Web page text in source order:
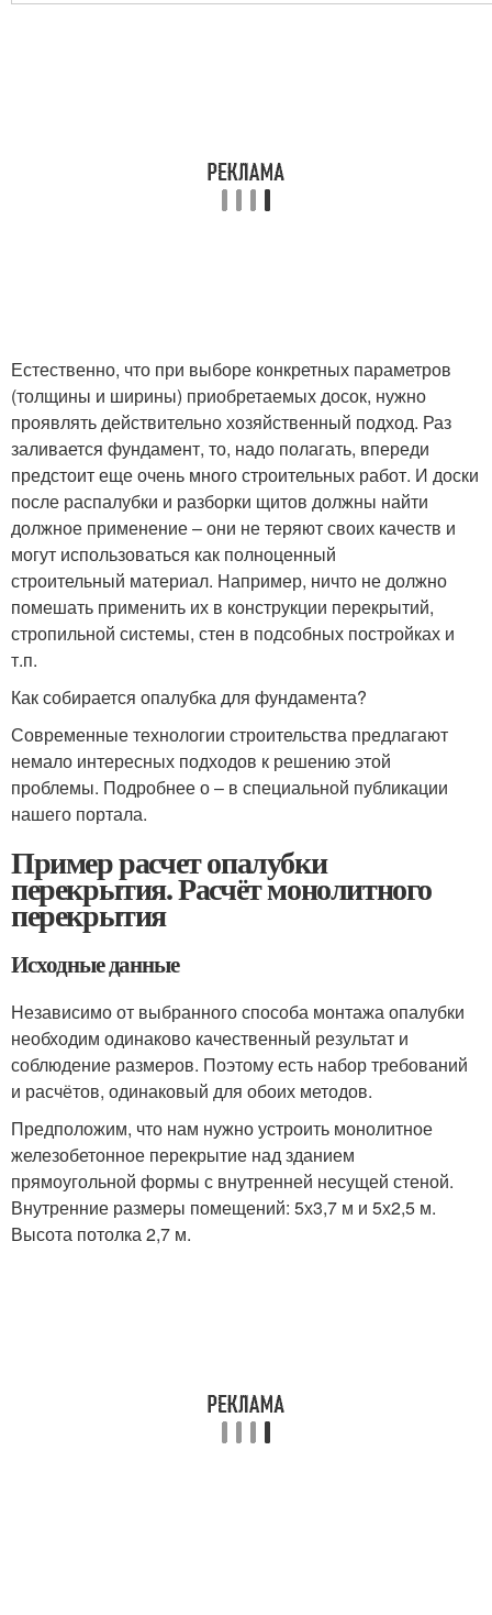
Естественно, что при выборе конкретных параметров
(толщины и ширины) приобретаемых досок, нужно
проявлять действительно хозяйственный подход. Раз
заливается фундамент, то, надо полагать, впереди
предстоит еще очень много строительных работ. И доски
после распалубки и разборки щитов должны найти
должное применение – они не теряют своих качеств и
могут использоваться как полноценный
строительный материал. Например, ничто не должно
помешать применить их в конструкции перекрытий,
стропильной системы, стен в подсобных постройках и
т.п.
Как собирается опалубка для фундамента?
Современные технологии строительства предлагают
немало интересных подходов к решению этой
проблемы. Подробнее о – в специальной публикации
нашего портала.
Пример расчет опалубки
перекрытия. Расчёт монолитного
перекрытия
Исходные данные
Независимо от выбранного способа монтажа опалубки
необходим одинаково качественный результат и
соблюдение размеров. Поэтому есть набор требований
и расчётов, одинаковый для обоих методов.
Предположим, что нам нужно устроить монолитное
железобетонное перекрытие над зданием
прямоугольной формы с внутренней несущей стеной.
Внутренние размеры помещений: 5х3,7 м и 5х2,5 м.
Высота потолка 2,7 м.